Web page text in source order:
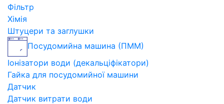
Фільтр
Хімія
Штуцери та заглушки
Посудомийна машина (ПММ)
Іонізатори води (декальціфікатори)
Гайка для посудомийної машини
Датчик
Датчик витрати води